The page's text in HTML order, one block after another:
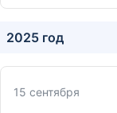
Отделение
Республика
2025 год
15 сентября